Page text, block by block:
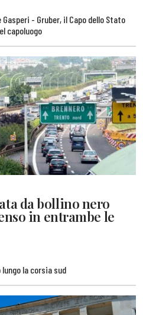
- Gruber, il Capo dello Stato
capoluogo
da bollino nero
in entrambe le
la corsia sud